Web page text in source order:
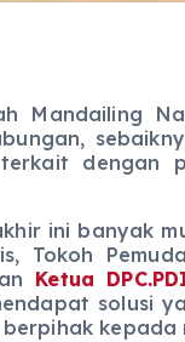
Mandailing
dengan
banyak
Tokoh
Ketua
solusi
kepada